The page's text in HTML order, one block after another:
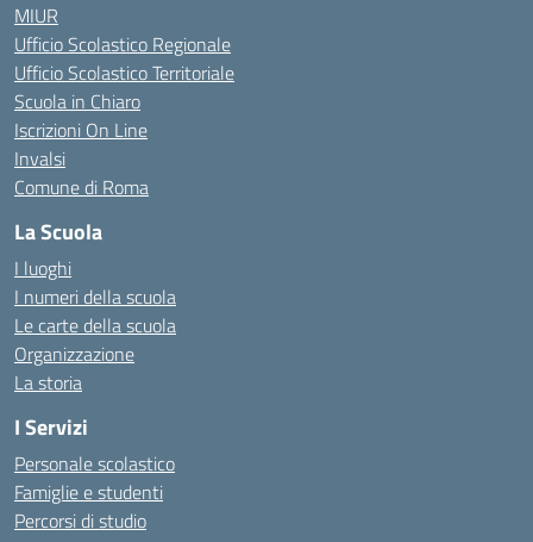
MIUR
Ufficio Scolastico Regionale
Ufficio Scolastico Territoriale
Scuola in Chiaro
Iscrizioni On Line
Invalsi
Comune di Roma
La Scuola
I luoghi
I numeri della scuola
Le carte della scuola
Organizzazione
La storia
I Servizi
Personale scolastico
Famiglie e studenti
Percorsi di studio